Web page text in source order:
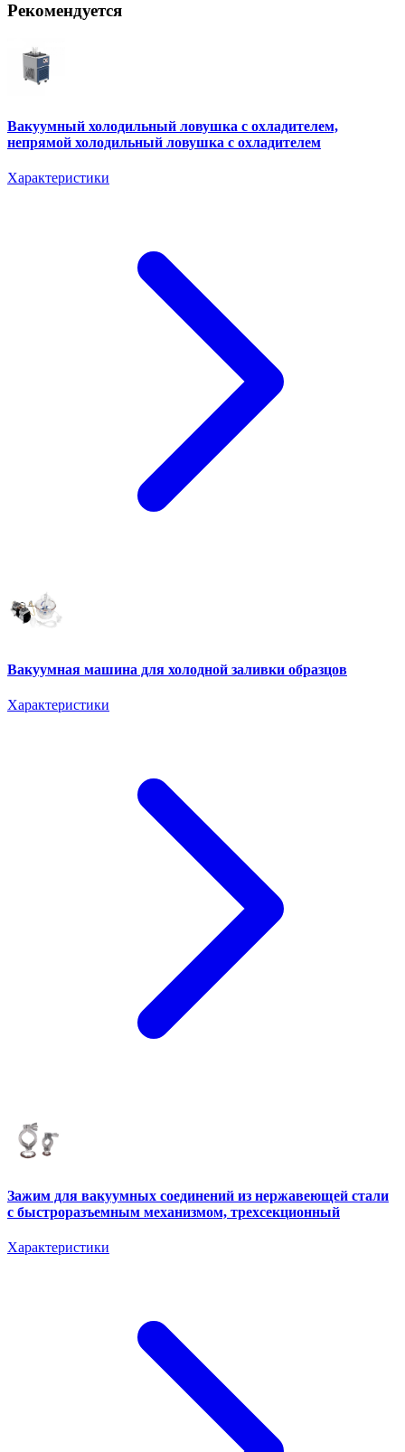
Рекомендуется
Вакуумный холодильный ловушка с охладителем,
непрямой холодильный ловушка с охладителем
Характеристики
Вакуумная машина для холодной заливки образцов
Характеристики
Зажим для вакуумных соединений из нержавеющей стали
с быстроразъемным механизмом, трехсекционный
Характеристики